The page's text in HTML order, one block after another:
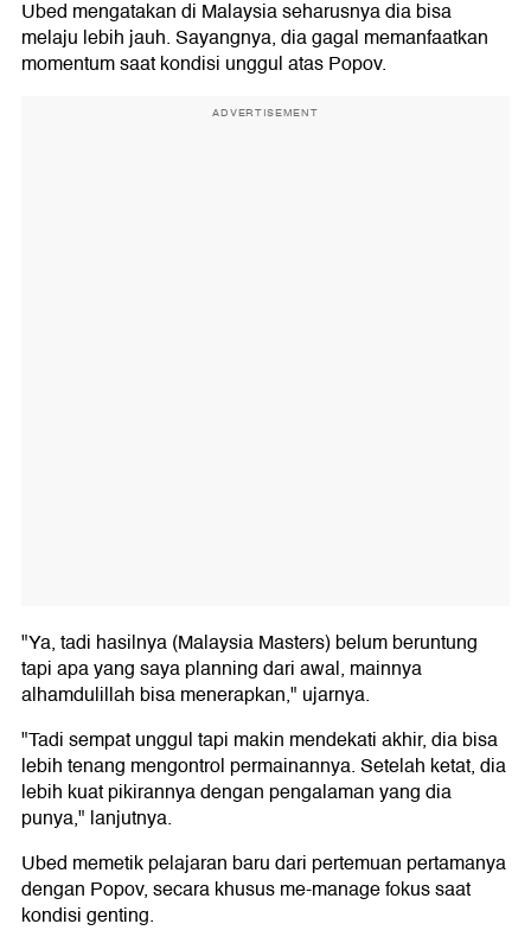
Ubed mengatakan di Malaysia seharusnya dia bisa
melaju lebih jauh. Sayangnya, dia gagal memanfaatkan
momentum saat kondisi unggul atas Popov.
ADVERTISEMENT
"Ya, tadi hasilnya (Malaysia Masters) belum beruntung
tapi apa yang saya planning dari awal, mainnya
alhamdulillah bisa menerapkan," ujarnya.
"Tadi sempat unggul tapi makin mendekati akhir, dia bisa
lebih tenang mengontrol permainannya. Setelah ketat, dia
lebih kuat pikirannya dengan pengalaman yang dia
punya," lanjutnya.
Ubed memetik pelajaran baru dari pertemuan pertamanya
dengan Popov, secara khusus me-manage fokus saat
kondisi genting.